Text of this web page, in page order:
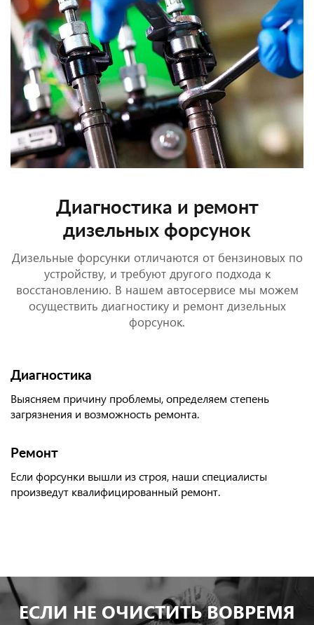
Диагностика и ремонт
дизельных форсунок
Дизельные форсунки отличаются от бензиновых по
устройству, и требуют другого подхода к
восстановлению. В нашем автосервисе мы можем
осуществить диагностику и ремонт дизельных
форсунок.
Диагностика
Выясняем причину проблемы, определяем степень
загрязнения и возможность ремонта.
Ремонт
Если форсунки вышли из строя, наши специалисты
произведут квалифицированный ремонт.
ЕСЛИ НЕ ОЧИСТИТЬ ВОВРЕМЯ